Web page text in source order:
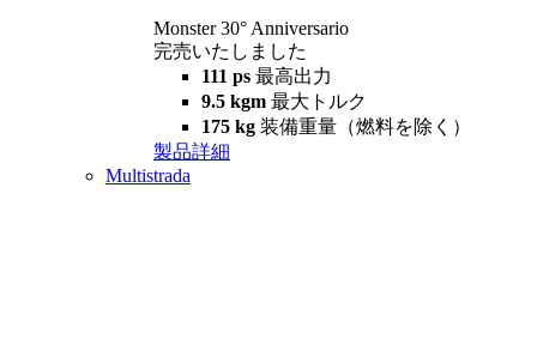
Monster 30° Anniversario
完売いたしました
111 ps 最高出力
9.5 kgm 最大トルク
175 kg 装備重量（燃料を除く）
製品詳細
Multistrada